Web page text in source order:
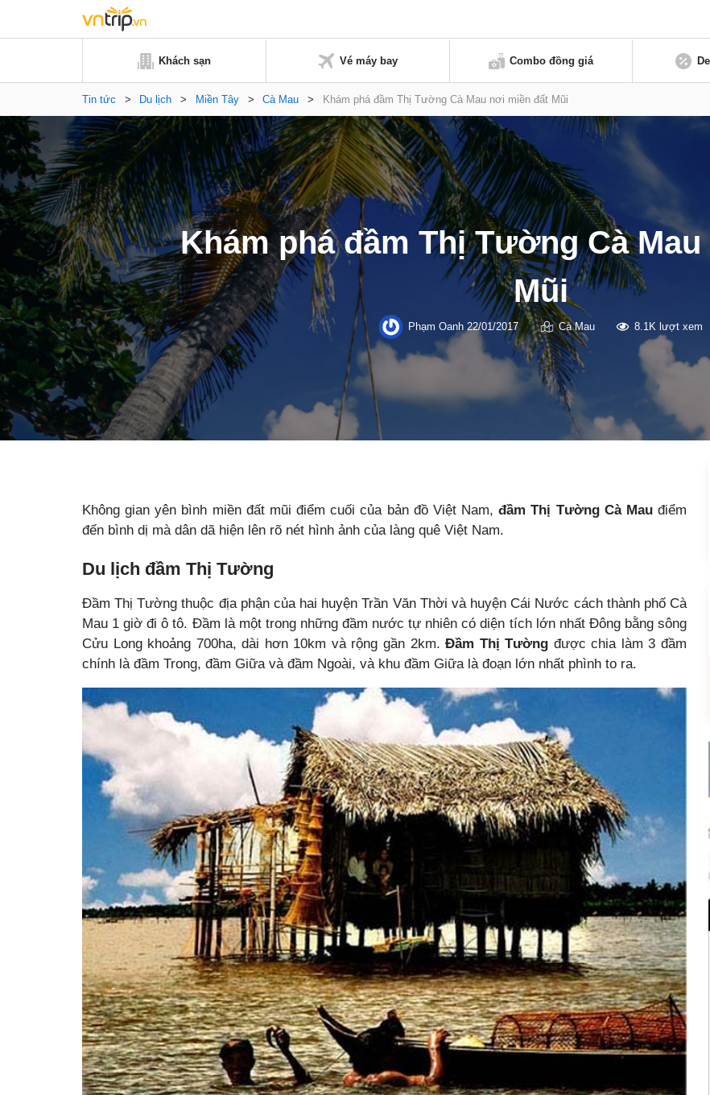
Khách sạn Vé máy bay Combo đồng giá
Tin tức > Du lịch > Miền Tây > Cà Mau > Khám phá đầm Thị Tường Cà Mau nơi miền đất Mũi
Khám phá đầm Thị Tường Cà
Mũi
Phạm Oanh 22/01/2017 Cà Mau 8.1K lượt xem
Không gian yên bình miền đất mũi điểm cuối của bản đồ Việt Nam,đầm Thị Tường Cà Mauđiểm
đến bình dị mà dân dã hiện lên rõ nét hình ảnh của làng quê Việt Nam.
Du lịch đầm Thị Tường
Đầm Thị Tường thuộc địa phận của hai huyện Trần Văn Thời và huyện Cái Nước cách thành phố Cà
Mau 1 giờ đi ô tô. Đầm là một trong những đầm nước tự nhiên có diện tích lớn nhất Đông bằng sông
Cửu Long khoảng 700ha, dài hơn 10km và rộng gần 2km.Đầm Thị Tường được chia làm 3 đầm
chính là đầm Trong, đầm Giữa và đầm Ngoài, và khu đầm Giữa là đoạn lớn nhất phình to ra.